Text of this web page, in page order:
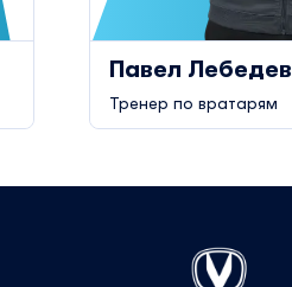
Павел Лебедев
Тренер по вратарям